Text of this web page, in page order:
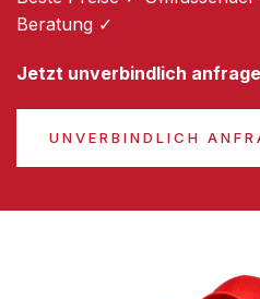
Beratung ✓
Jetzt unverbindlich
UNVERBINDLICH